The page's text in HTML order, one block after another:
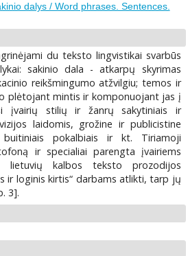
dalys / Word phrases. Sentences.
du teksto lingvistikai svarbūs
sakinio dala - atkarpų skyrimas
reikšmingumo atžvilgiu; temos ir
plėtojant mintis ir komponuojant jas į
įvairių stilių ir žanrų sakytiniais ir
laidomis, grožine ir publicistine
buitiniais pokalbiais ir kt. Tiriamoji
ir specialiai parengta įvairiems
lietuvių kalbos teksto prozodijos
ir loginis kirtis“ darbams atlikti, tarp jų
3].